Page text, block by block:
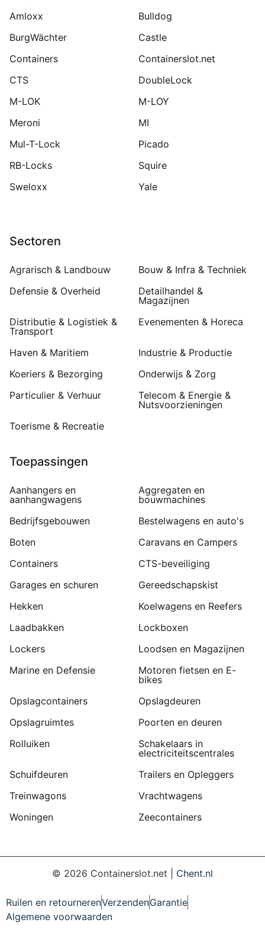
Amloxx
Bulldog
BurgWächter
Castle
Containers
Containerslot.net
CTS
DoubleLock
M-LOK
M-LOY
Meroni
MI
Mul-T-Lock
Picado
RB-Locks
Squire
Sweloxx
Yale
Sectoren
Agrarisch & Landbouw
Bouw & Infra & Techniek
Defensie & Overheid
Detailhandel &
Magazijnen
Distributie & Logistiek &
Transport
Evenementen & Horeca
Haven & Maritiem
Industrie & Productie
Koeriers & Bezorging
Onderwijs & Zorg
Particulier & Verhuur
Telecom & Energie &
Nutsvoorzieningen
Toerisme & Recreatie
Toepassingen
Aanhangers en
aanhangwagens
Aggregaten en
bouwmachines
Bedrijfsgebouwen
Bestelwagens en auto's
Boten
Caravans en Campers
Containers
CTS-beveiliging
Garages en schuren
Gereedschapskist
Hekken
Koelwagens en Reefers
Laadbakken
Lockboxen
Lockers
Loodsen en Magazijnen
Marine en Defensie
Motoren fietsen en E-
bikes
Opslagcontainers
Opslagdeuren
Opslagruimtes
Poorten en deuren
Rolluiken
Schakelaars in
electriciteitscentrales
Schuifdeuren
Trailers en Opleggers
Treinwagons
Vrachtwagens
Woningen
Zeecontainers
© 2026 Containerslot.net | Chent.nl
Ruilen en retournerenVerzendenGarantie
Algemene voorwaarden